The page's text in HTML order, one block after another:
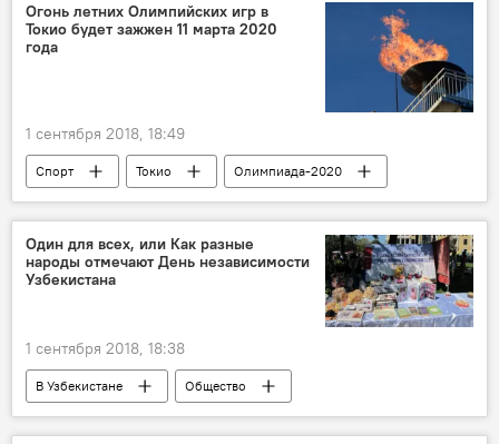
Огонь летних Олимпийских игр в
Токио будет зажжен 11 марта 2020
года
1 сентября 2018, 18:49
Спорт Токио
Олимпиада-2020
Япония
Греция
Один для всех, или Как разные
народы отмечают День независимости
Узбекистана
1 сентября 2018, 18:38
В Узбекистане Общество